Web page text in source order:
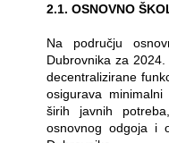
2.1. OSNOVNO
Na području
Dubrovnika za
decentralizirane
osigurava
širih javnih
osnovnog odgoja i